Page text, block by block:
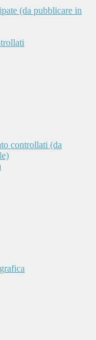
(da pubblicare in
controllati (da